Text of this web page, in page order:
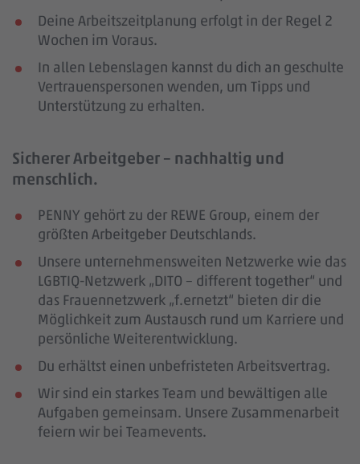
Deine Arbeitszeitplanung erfolgt in der Regel 2
Wochen im Voraus.
In allen Lebenslagen kannst du dich an geschulte
Vertrauenspersonen wenden, um Tipps und
Unterstützung zu erhalten.
Sicherer Arbeitgeber – nachhaltig und
menschlich.
PENNY gehört zu der REWE Group, einem der
größten Arbeitgeber Deutschlands.
Unsere unternehmensweiten Netzwerke wie das
LGBTIQ-Netzwerk „DITO – different together“ und
das Frauennetzwerk „f.ernetzt“ bieten dir die
Möglichkeit zum Austausch rund um Karriere und
persönliche Weiterentwicklung.
Du erhältst einen unbefristeten Arbeitsvertrag.
Wir sind ein starkes Team und bewältigen alle
Aufgaben gemeinsam. Unsere Zusammenarbeit
feiern wir bei Teamevents.